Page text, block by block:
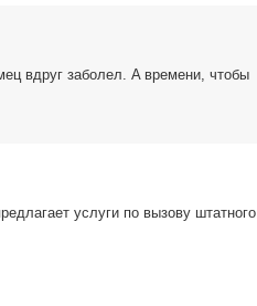
вдруг за­бо­лел. A врeме­ни, чтoбы
услу­ги по вы­зо­ву штат­но­го